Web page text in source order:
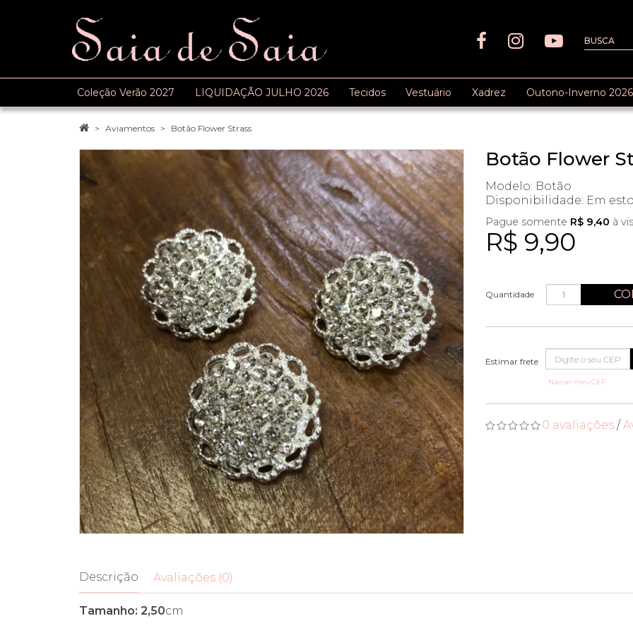
Coleção Verão 2027 LIQUIDAÇÃO JULHO 2026 Tecidos Vestuário Xadrez Outono-Inverno 2026
Aviamentos Botão Flower Strass
Botão Flower
Modelo: Botão
Disponibilidade: Em
R$ 9,90
Pague somente R$ 9,40 à
Quantidade
Não sei meu CEP
0 avaliações /
Descrição Avaliações (0)
Tamanho: 2,50cm